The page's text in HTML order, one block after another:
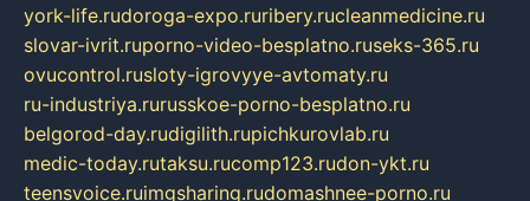
york-life.rudoroga-expo.ruribery.rucleanmedicine.ru
slovar-ivrit.ruporno-video-besplatno.ruseks-365.ru
ovucontrol.rusloty-igrovyye-avtomaty.ru
ru-industriya.rurusskoe-porno-besplatno.ru
belgorod-day.rudigilith.rupichkurovlab.ru
medic-today.rutaksu.rucomp123.rudon-ykt.ru
teensvoice.ruimgsharing.rudomashnee-porno.ru